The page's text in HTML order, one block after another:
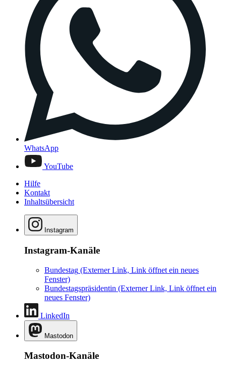
WhatsApp
YouTube
Hilfe
Kontakt
Inhaltsübersicht
Instagram
Instagram-Kanäle
Bundestag (Externer Link, Link öffnet ein neues
Fenster)
Bundestagspräsidentin (Externer Link, Link öffnet ein
neues Fenster)
LinkedIn
Mastodon
Mastodon-Kanäle